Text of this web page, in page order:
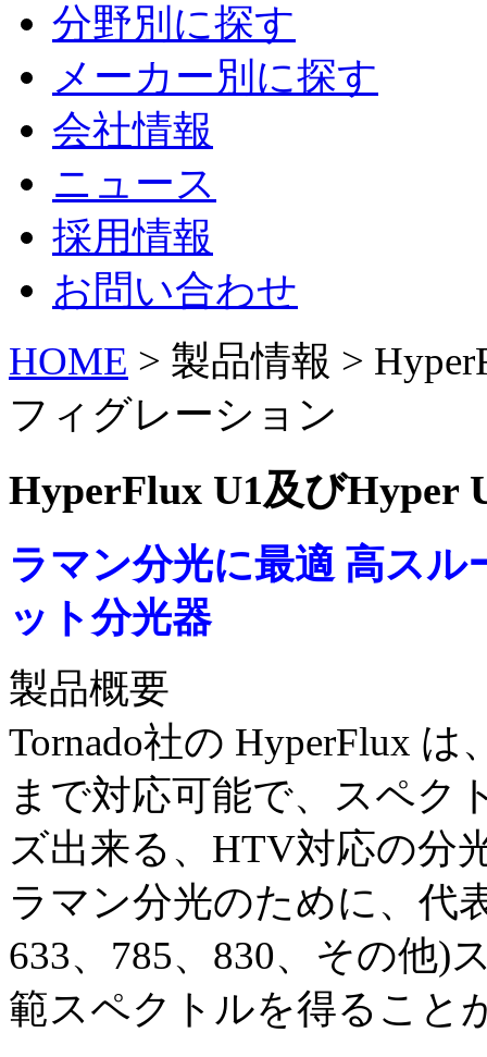
分野別に探す
メーカー別に探す
会社情報
ニュース
採用情報
お問い合わせ
HOME > 製品情報 >
フィグレーション
HyperFlux U1及びHyper
ラマン分光に最適 高ス
ット分光器
製品概要
Tornado社の HyperFlux は
まで対応可能で、スペク
ズ出来る、HTV対応の分
ラマン分光のために、代
633、785、830、その他)
範スペクトルを得ること